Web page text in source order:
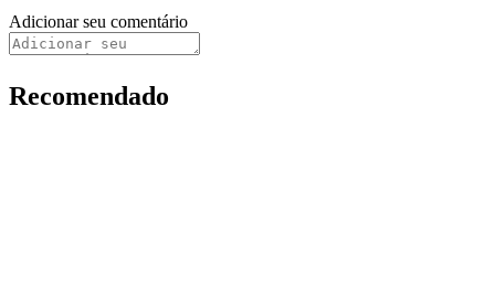
Adicionar seu comentário
Recomendado